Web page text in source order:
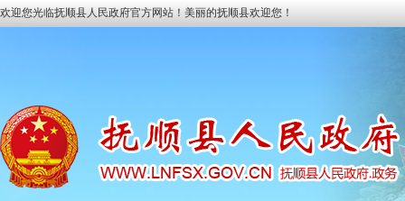
欢迎您光临抚顺县人民政府官方网站！美丽的抚顺县欢迎您！